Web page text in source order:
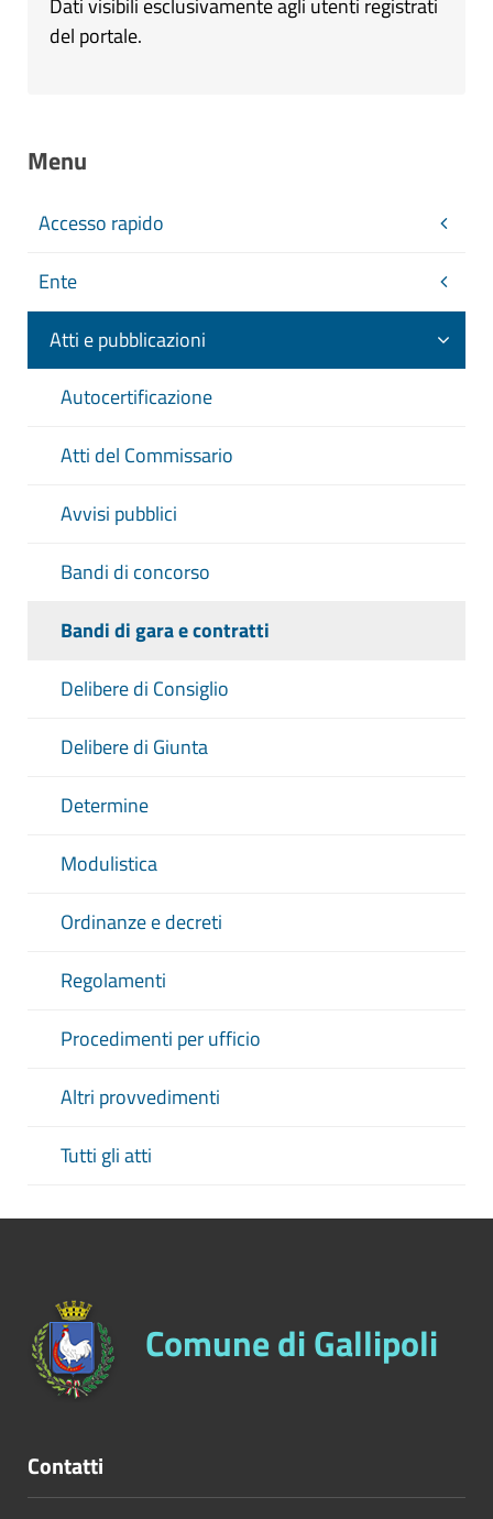
Dati visibili esclusivamente agli utenti registrati
del portale.
Menu
Accesso rapido
Ente
Atti e pubblicazioni
Autocertificazione
Atti del Commissario
Avvisi pubblici
Bandi di concorso
Bandi di gara e contratti
Delibere di Consiglio
Delibere di Giunta
Determine
Modulistica
Ordinanze e decreti
Regolamenti
Procedimenti per ufficio
Altri provvedimenti
Tutti gli atti
Comune di Gallipoli
Contatti